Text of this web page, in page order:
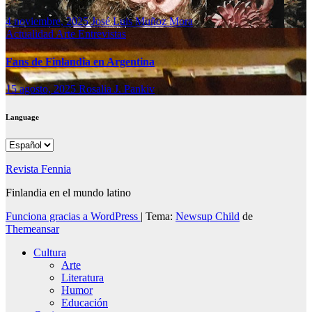
4 noviembre, 2025José Luis Muñoz Mora
ActualidadArte Entrevistas
Fans de Finlandia en Argentina
15 agosto, 2025 Rosalia J. Pankiv
Language
Language
Revista Fennia
Finlandia en el mundo latino
Funciona gracias a WordPress | Tema: Newsup Child de
Themeansar
Cultura
Arte
Literatura
Humor
Educación